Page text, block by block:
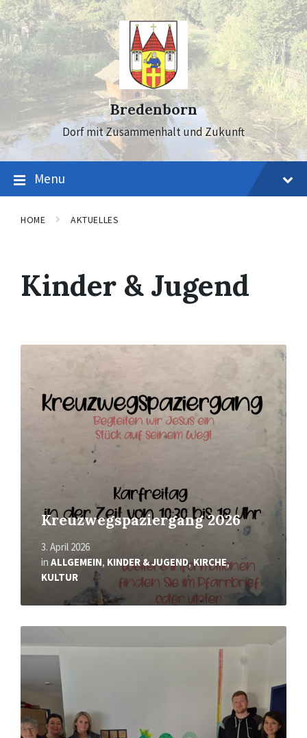
Skip
to
content
Skip
to
main
navigation
Skip
to
footer
Bredenborn
Dorf mit Zusammenhalt und Zukunft
Menu
HOME AKTUELLES
Kinder & Jugend
Kreuzwegspaziergang 2026
3. April 2026
in ALLGEMEIN, KINDER & JUGEND,KIRCHE,
KULTUR
Mehr
Mehr
erfahren